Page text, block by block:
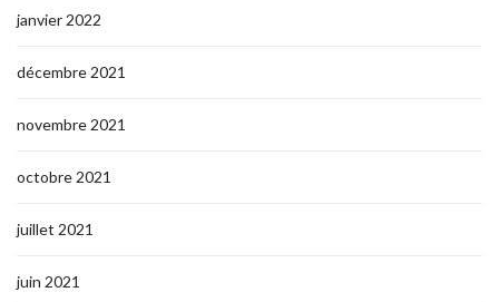
janvier 2022
décembre 2021
novembre 2021
octobre 2021
juillet 2021
juin 2021